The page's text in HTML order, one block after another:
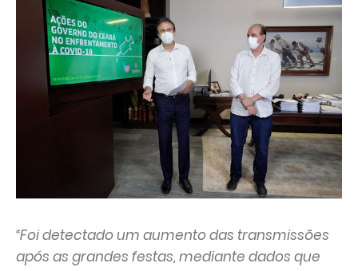
“Foi detectado um aumento das transmissões
após as grandes festas, mediante dados que